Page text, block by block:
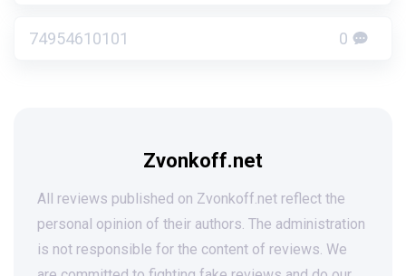
74954610101 0
Zvonkoff.net
All reviews published on Zvonkoff.net reflect the
personal opinion of their authors. The administration
is not responsible for the content of reviews. We